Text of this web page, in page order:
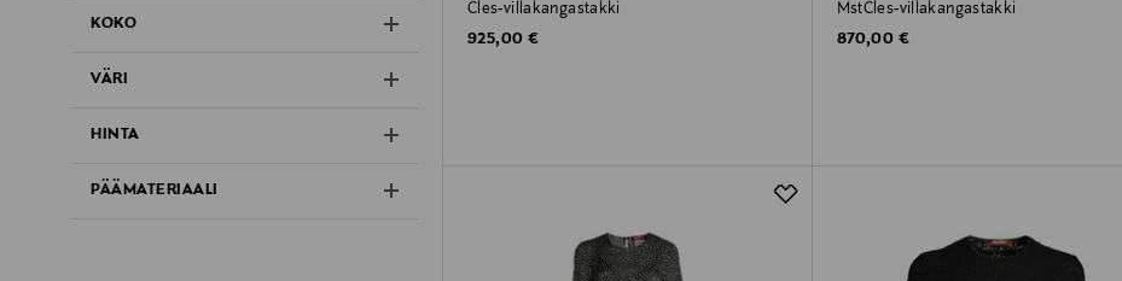
KOKO
VÄRI
HINTA
PÄÄMATERIAALI
Cles-villakangastakki
Original Price
925,00 €
MstCles-villakangastakki
Original Price
870,00 €